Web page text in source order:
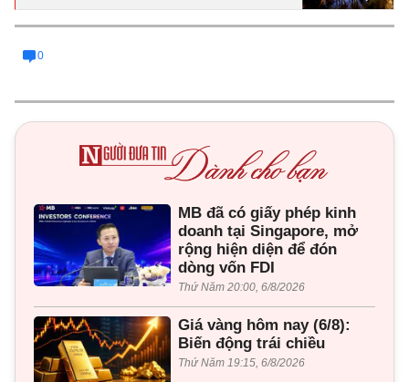
0
MB đã có giấy phép kinh
doanh tại Singapore, mở
rộng hiện diện để đón
dòng vốn FDI
Thứ Năm 20:00, 6/8/2026
Giá vàng hôm nay (6/8):
Biến động trái chiều
Thứ Năm 19:15, 6/8/2026